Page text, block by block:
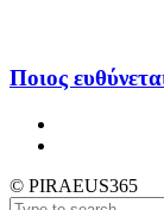
Ποιος
© PIRAEUS365